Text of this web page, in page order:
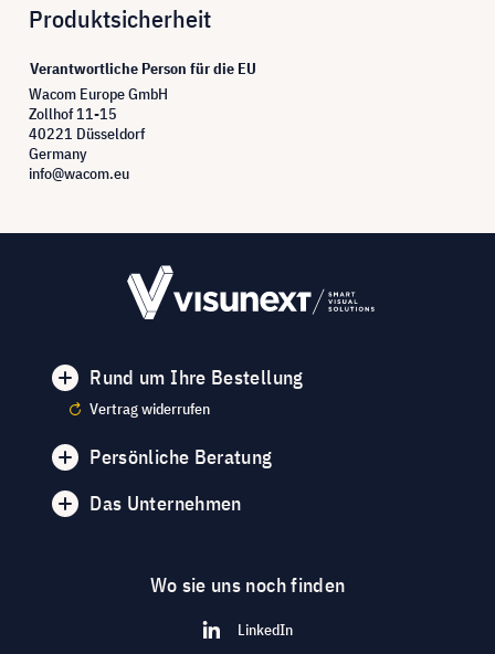
Produktsicherheit
Verantwortliche Person für die EU
Wacom Europe GmbH
Zollhof 11-15
40221 Düsseldorf
Germany
info@wacom.eu
Rund um Ihre Bestellung
Vertrag widerrufen
Persönliche Beratung
Das Unternehmen
Wo sie uns noch finden
LinkedIn